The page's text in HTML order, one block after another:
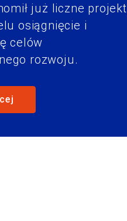
już liczne
osiągnięcie i
celów
rozwoju.